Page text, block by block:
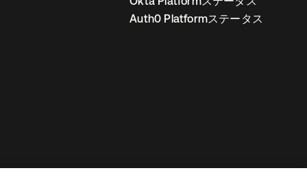
Auth0 Platformステータス